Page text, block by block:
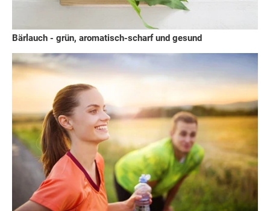
Bärlauch - grün, aromatisch-scharf und gesund